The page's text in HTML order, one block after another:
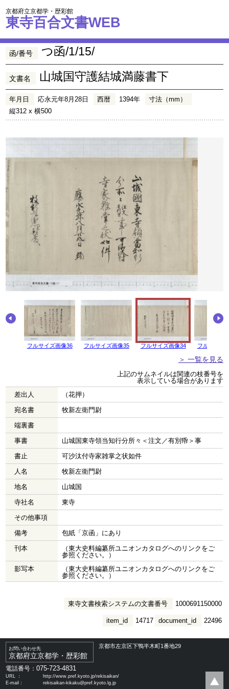
京都府立京都学・歴彩館
東寺百合文書WEB
函/番号 つ函/1/15/
文書名 山城国守護結城満藤書下
年月日 応永元年8月28日 西暦 1394年
寸法（mm）
縦312 x 横500
フルサイズ画像36 フルサイズ画像35 フルサイズ画像34 フルサイズ
＞ 一覧を見る
上記のサムネイルは関連の枝番号を
表示している場合があります
差出人
（花押）
宛名書
牧新左衛門尉
端裏書
事書
山城国東寺領当知行分所々＜注文／有別帋＞事
書止
可沙汰付寺家雑掌之状如件
人名
牧新左衛門尉
地名
山城国
寺社名
東寺
その他事項
備考
包紙「京函」にあり
刊本
（東大史料編纂所ユニオンカタログへのリンクをご
参照ください。）
影写本
（東大史料編纂所ユニオンカタログへのリンクをご
参照ください。）
東寺文書検索システムの文書番号 1000691150000
document_id 22496
item_id 14717
お問い合わせ先
京都府立京都学・歴彩館
京都市左京区下鴨半木町1番地29
電話番号：075-723-4831
URL ：
http://www.pref.kyoto.jp/rekisaikan/
E-mail：
rekisaikan-kikaku@pref.kyoto.lg.jp